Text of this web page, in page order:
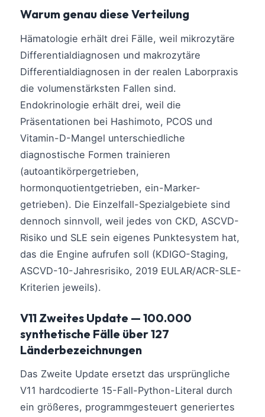
Warum genau diese Verteilung
Hämatologie erhält drei Fälle, weil mikrozytäre
Differentialdiagnosen und makrozytäre
Differentialdiagnosen in der realen Laborpraxis
die volumenstärksten Fallen sind.
Endokrinologie erhält drei, weil die
Präsentationen bei Hashimoto, PCOS und
Vitamin-D-Mangel unterschiedliche
diagnostische Formen trainieren
(autoantikörpergetrieben,
hormonquotientgetrieben, ein-Marker-
getrieben). Die Einzelfall-Spezialgebiete sind
dennoch sinnvoll, weil jedes von CKD, ASCVD-
Risiko und SLE sein eigenes Punktesystem hat,
das die Engine aufrufen soll (KDIGO-Staging,
ASCVD-10-Jahresrisiko, 2019 EULAR/ACR-SLE-
Kriterien jeweils).
V11 Zweites Update — 100.000
synthetische Fälle über 127
Länderbezeichnungen
Das Zweite Update ersetzt das ursprüngliche
V11 hardcodierte 15-Fall-Python-Literal durch
ein größeres, programmgesteuert generiertes
ქართული
Русский
Lietuvių kalba
Polski
한국어
Shqip
বাংলা
اردو
मराठी
தமிழ்
ગુજરાતી
ಕನ್ನಡ
മലയാളം
Bahasa Melayu
Tiếng Việt
Tagalog